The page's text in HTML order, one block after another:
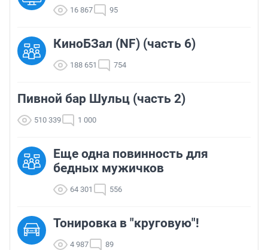
16 867 95
КиноБЗал (NF) (часть 6)
188 651 754
Пивной бар Шульц (часть 2)
510 339 1 000
Еще одна повинность для
бедных мужичков
64 301 556
Тонировка в "круговую"!
4 987 89